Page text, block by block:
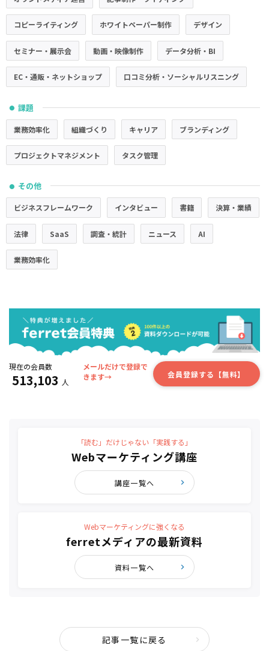
コピーライティング ホワイトペーパー制作 デザイン
セミナー・展示会 動画・映像制作 データ分析・BI
EC・通販・ネットショップ 口コミ分析・ソーシャルリスニング
● 課題
業務効率化 組織づくり キャリア ブランディング
プロジェクトマネジメント タスク管理
● その他
ビジネスフレームワーク インタビュー 書籍 決算・業績
法律 SaaS 調査・統計 ニュース AI
業務効率化
現在の会員数
513,103 人
メールだけで登録で
きます→
会員登録する【無料】
「読む」だけじゃない「実践する」
Webマーケティング講座
講座一覧へ
Webマーケティングに強くなる
ferretメディアの最新資料
資料一覧へ
記事一覧に戻る